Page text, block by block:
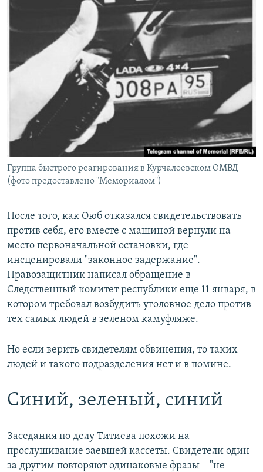
Группа быстрого реагирования в Курчалоевском ОМВД
(фото предоставлено "Мемориалом")
После того, как Оюб отказался свидетельствовать
против себя, его вместе с машиной вернули на
место первоначальной остановки, где
инсценировали "законное задержание".
Правозащитник написал обращение в
Следственный комитет республики еще 11 января, в
котором требовал возбудить уголовное дело против
тех самых людей в зеленом камуфляже.
Но если верить свидетелям обвинения, то таких
людей и такого подразделения нет и в помине.
Синий, зеленый, синий
Заседания по делу Титиева похожи на
прослушивание заевшей кассеты. Свидетели один
за другим повторяют одинаковые фразы – "не